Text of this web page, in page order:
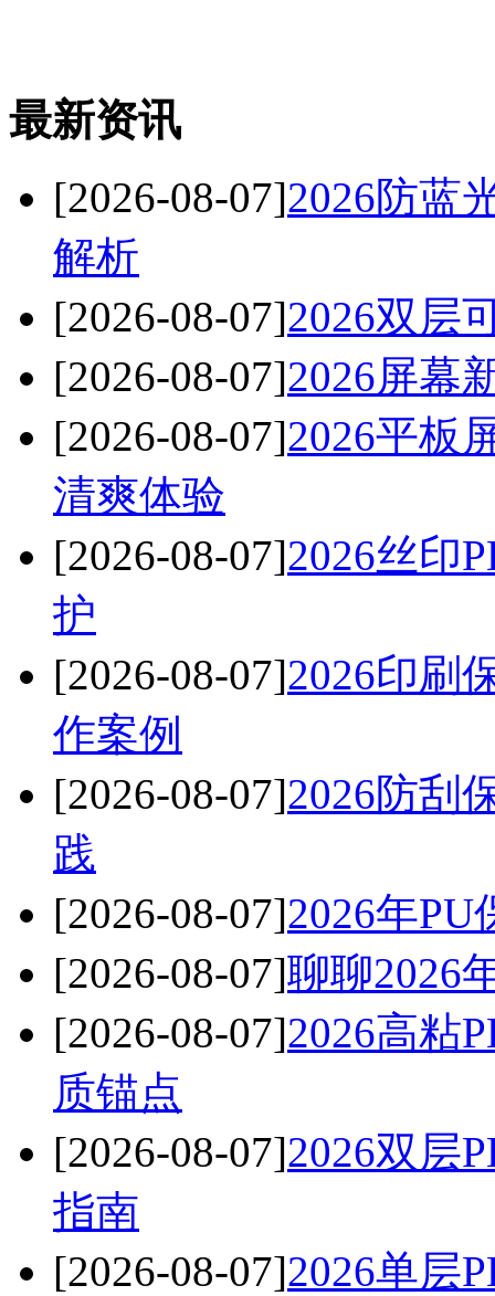
最新资讯
[2026-08-07]2026防蓝
解析
[2026-08-07]2026双层
[2026-08-07]2026屏幕
[2026-08-07]2026平板
清爽体验
[2026-08-07]2026丝印
护
[2026-08-07]2026印刷
作案例
[2026-08-07]2026防刮
践
[2026-08-07]2026年
[2026-08-07]聊聊2026
[2026-08-07]2026高粘
质锚点
[2026-08-07]2026双层
指南
[2026-08-07]2026单层